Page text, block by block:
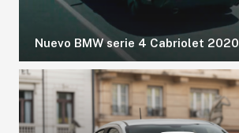
Nuevo BMW serie 4 Cabriolet 2020